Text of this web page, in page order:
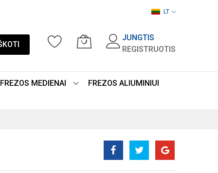
LT
JUNGTIS
REGISTRUOTIS
FREZOS MEDIENAI
FREZOS ALIUMINIUI